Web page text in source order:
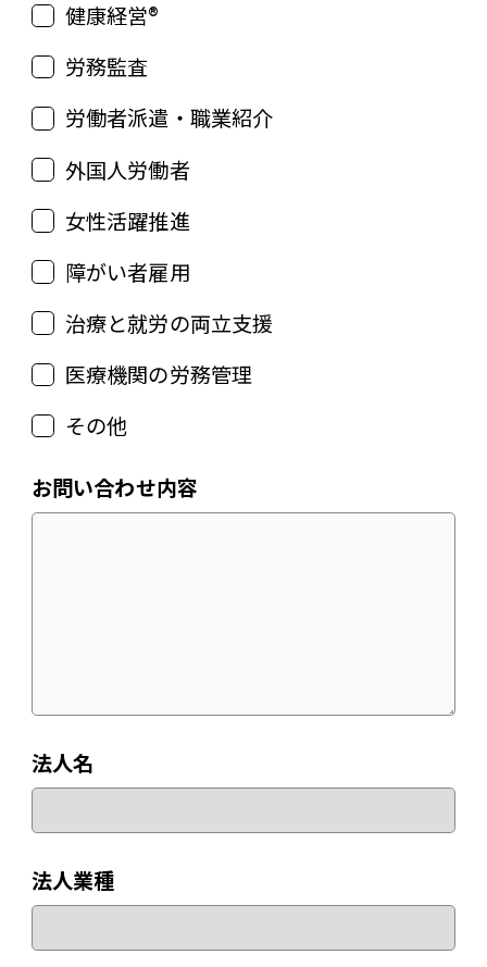
健康経営®
労務監査
労働者派遣・職業紹介
外国人労働者
女性活躍推進
障がい者雇用
治療と就労の両立支援
医療機関の労務管理
その他
お問い合わせ内容
法人名
法人業種